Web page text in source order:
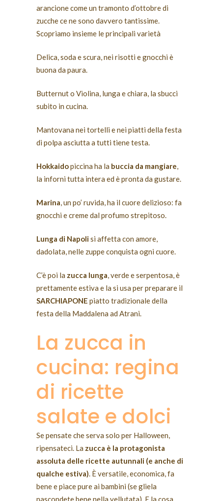
arancione come un tramonto d’ottobre di
zucche ce ne sono davvero tantissime.
Scopriamo insieme le principali varietà
Delica, soda e scura, nei risotti e gnocchi è
buona da paura.
Butternut o Violina, lunga e chiara, la sbucci
subito in cucina.
Mantovana nei tortelli e nei piatti della festa
di polpa asciutta a tutti tiene testa.
Hokkaidopiccina ha la buccia da mangiare,
la inforni tutta intera ed è pronta da gustare.
Marina, un po’ ruvida, ha il cuore delizioso: fa
gnocchi e creme dal profumo strepitoso.
Lunga di Napolisi affetta con amore,
dadolata, nelle zuppe conquista ogni cuore.
C’è poi la zucca lunga, verde e serpentosa, è
prettamente estiva e la si usa per preparare il
SARCHIAPONE piatto tradizionale della
festa della Maddalena ad Atrani.
La zucca in
cucina: regina
di ricette
salate e dolci
Se pensate che serva solo per Halloween,
ripensateci. La zucca è la protagonista
assoluta delle ricette autunnali (e anche di
qualche estiva). È versatile, economica, fa
bene e piace pure ai bambini (se gliela
nascondete bene nella vellutata). E la cosa